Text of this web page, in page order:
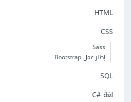
HTML
CSS
Sass
إطار عمل Bootstrap
SQL
لغة C#‎